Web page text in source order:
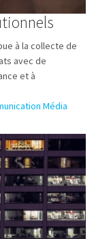
à la collecte de
avec de
et à
Média